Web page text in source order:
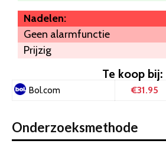
Nadelen:
Geen alarmfunctie
Prijzig
Te koop bij:
Bol.com €31.95
Onderzoeksmethode